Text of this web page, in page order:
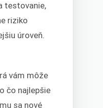
testovanie,
riziko
úroveň.
vám môže
čo najlepšie
sa nové